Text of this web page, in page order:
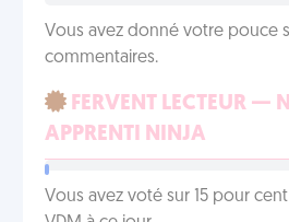
Vous avez donné votre pouce
commentaires.
FERVENT LECTEUR —
APPRENTI NINJA
Vous avez voté sur 15 pour